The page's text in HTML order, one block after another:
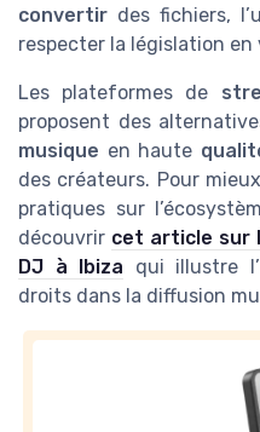
convertir des fichiers,
respecter la législation en
Les plateformes de
proposent des
musique en haute
des créateurs. Pour
pratiques sur
découvrir cet article sur
DJ à Ibiza qui illustre
droits dans la diffusion